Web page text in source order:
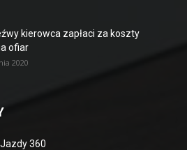
kierowca zapłaci za koszty
ofiar
2020
360